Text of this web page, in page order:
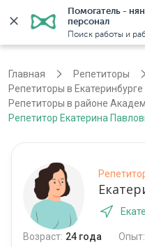
Помогатель -
персонал
Поиск работы и
Главная
Репетиторы
Репетиторы в Екатеринбурге
Репетиторы в районе
Репетитор Екатерина
Возраст: 24 года Опыт: